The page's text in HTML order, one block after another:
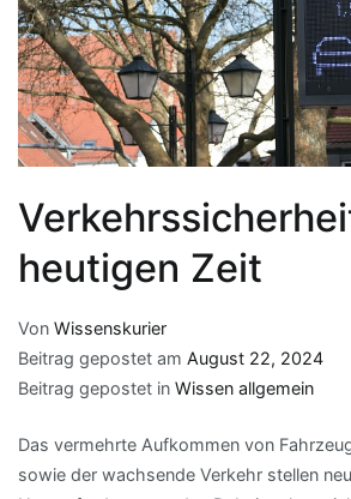
heutigen Zeit
Von Wissenskurier
Beitrag gepostet am August 22, 2024
Beitrag gepostet in Wissen allgemein
Das vermehrte Aufkommen von
sowie der wachsende Verkehr stellen